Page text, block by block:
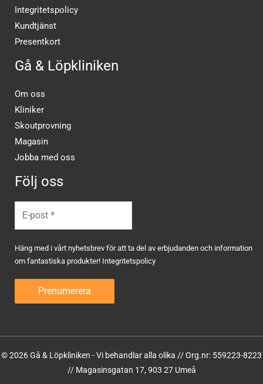
Integritetspolicy
Kundtjänst
Presentkort
Gå & Löpkliniken
Om oss
Kliniker
Skoutprovning
Magasin
Jobba med oss
Följ oss
Häng med i vårt nyhetsbrev för att ta del av erbjudanden och information
om fantastiska produkter! Integritetspolicy
© 2026 Gå & Löpkliniken - Vi behandlar alla olika // Org.nr: 559223-8223
// Magasinsgatan 17, 903 27 Umeå